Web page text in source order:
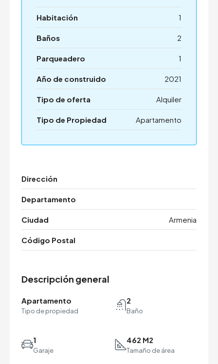
Habitación 1
Baños 2
Parqueadero 1
Año de construido 2021
Tipo de oferta Alquiler
Tipo de Propiedad Apartamento
Dirección
Departamento
Ciudad Armenia
Código Postal
Descripción general
Apartamento
Tipo de propiedad
2
Baño
1
Garaje
462 M2
Tamaño de área